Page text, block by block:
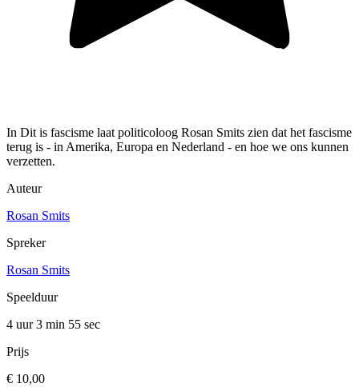
In Dit is fascisme laat politicoloog Rosan Smits zien dat het fascisme
terug is - in Amerika, Europa en Nederland - en hoe we ons kunnen
verzetten.
Auteur
Rosan Smits
Spreker
Rosan Smits
Speelduur
4 uur 3 min 55 sec
Prijs
€ 10,00